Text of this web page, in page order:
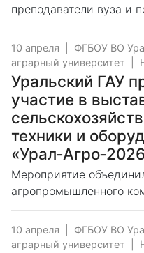
преподаватели вуза и
10 апреля
ФГБОУ ВО
аграрный университет
Уральский ГАУ
участие в
техники и
Мероприятие
агропромышленного
10 апреля
ФГБОУ ВО
аграрный университет